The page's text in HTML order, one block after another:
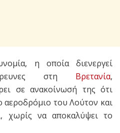
η οποία διενεργεί
έρευνες στη Βρετανία,
σε ανακοίνωσή της ότι
αεροδρόμιο του Λούτον και
χωρίς να αποκαλύψει το